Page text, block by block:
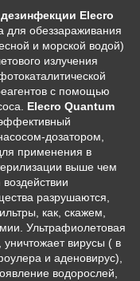
Elecro
для обеззараживания
и морской водой)
излучения
с помощью
Elecro Quantum
дозатором,
применения в
выше чем
разрушаются,
как, скажем,
Ультрафиолетовая
уничтожает вирусы ( в
и аденовирус),
водорослей,